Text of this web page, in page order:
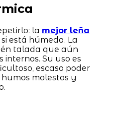
la mejor leña
está húmeda. La
talada que aún
Su uso es
escaso poder
molestos y